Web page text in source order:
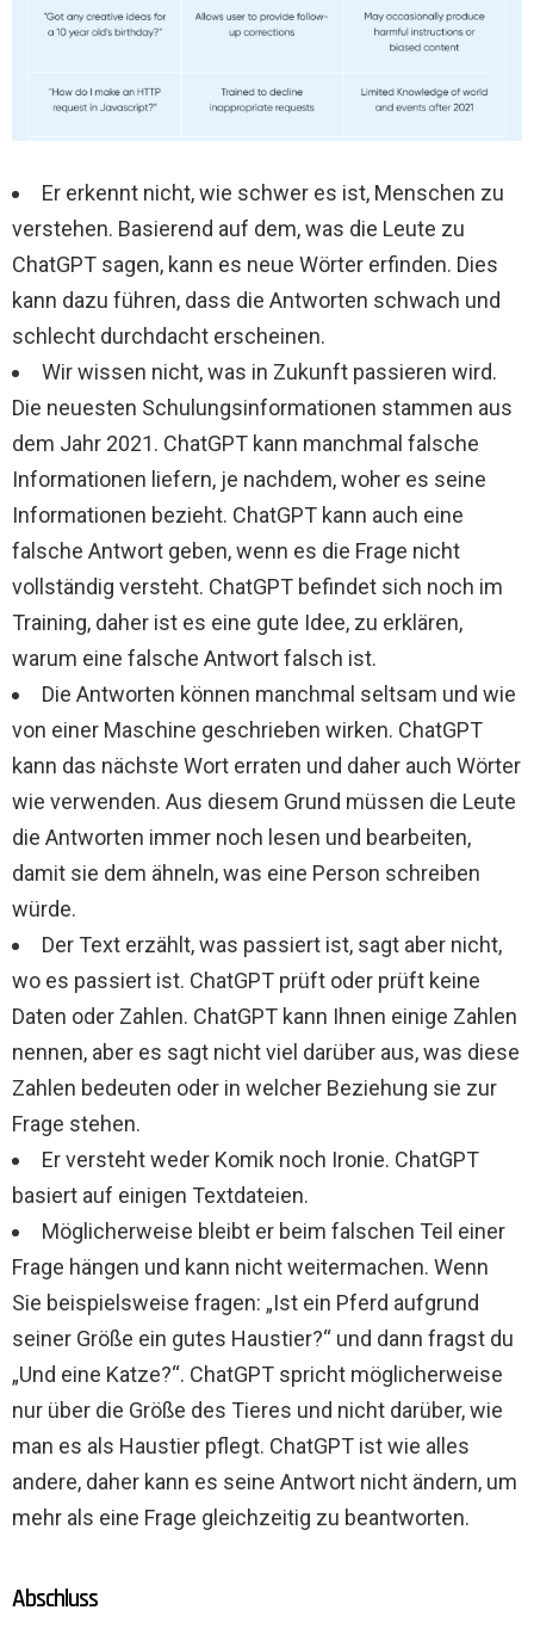
Er erkennt nicht, wie schwer es ist, Menschen zu
verstehen. Basierend auf dem, was die Leute zu
ChatGPT sagen, kann es neue Wörter erfinden. Dies
kann dazu führen, dass die Antworten schwach und
schlecht durchdacht erscheinen.
Wir wissen nicht, was in Zukunft passieren wird.
Die neuesten Schulungsinformationen stammen aus
dem Jahr 2021. ChatGPT kann manchmal falsche
Informationen liefern, je nachdem, woher es seine
Informationen bezieht. ChatGPT kann auch eine
falsche Antwort geben, wenn es die Frage nicht
vollständig versteht. ChatGPT befindet sich noch im
Training, daher ist es eine gute Idee, zu erklären,
warum eine falsche Antwort falsch ist.
Die Antworten können manchmal seltsam und wie
von einer Maschine geschrieben wirken. ChatGPT
kann das nächste Wort erraten und daher auch Wörter
wie verwenden. Aus diesem Grund müssen die Leute
die Antworten immer noch lesen und bearbeiten,
damit sie dem ähneln, was eine Person schreiben
würde.
Der Text erzählt, was passiert ist, sagt aber nicht,
wo es passiert ist. ChatGPT prüft oder prüft keine
Daten oder Zahlen. ChatGPT kann Ihnen einige Zahlen
nennen, aber es sagt nicht viel darüber aus, was diese
Zahlen bedeuten oder in welcher Beziehung sie zur
Frage stehen.
Er versteht weder Komik noch Ironie. ChatGPT
basiert auf einigen Textdateien.
Möglicherweise bleibt er beim falschen Teil einer
Frage hängen und kann nicht weitermachen. Wenn
Sie beispielsweise fragen: „Ist ein Pferd aufgrund
seiner Größe ein gutes Haustier?“ und dann fragst du
„Und eine Katze?“. ChatGPT spricht möglicherweise
nur über die Größe des Tieres und nicht darüber, wie
man es als Haustier pflegt. ChatGPT ist wie alles
andere, daher kann es seine Antwort nicht ändern, um
mehr als eine Frage gleichzeitig zu beantworten.
Abschluss